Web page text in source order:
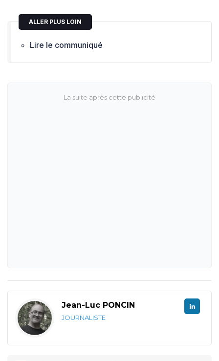
ALLER PLUS LOIN
Lire le communiqué
Jean-Luc PONCIN
JOURNALISTE